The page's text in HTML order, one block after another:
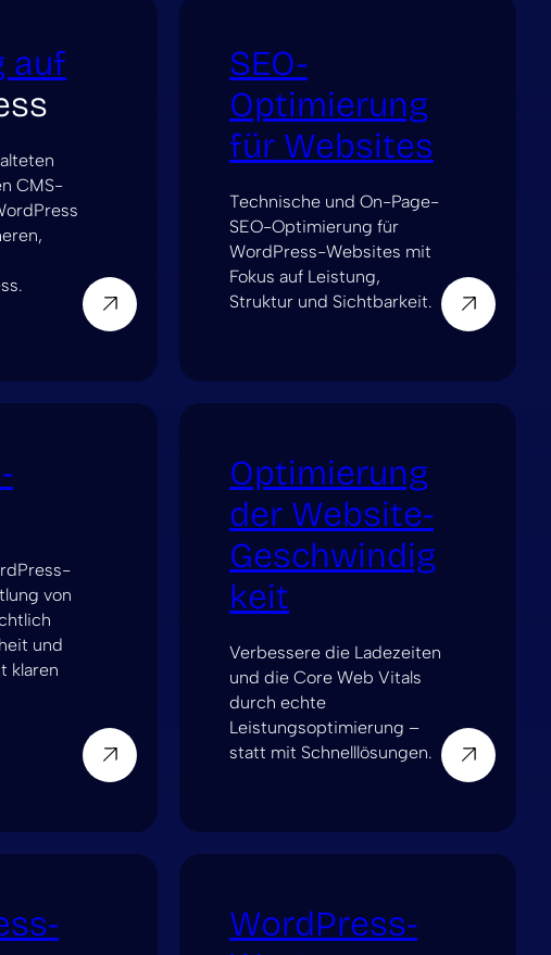
auf
CMS-
SEO-
Optimierung
für Websites
Technische und On-Page-
SEO-Optimierung für
WordPress-Websites mit
Fokus auf Leistung,
Struktur und Sichtbarkeit.
von
und
klaren
Optimierung
der Website-
Geschwindig
keit
Verbessere die Ladezeiten
und die Core Web Vitals
durch echte
Leistungsoptimierung –
statt mit Schnelllösungen.
WordPress-